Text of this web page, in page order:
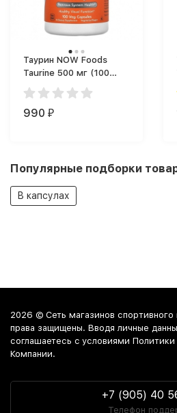
Таурин NOW Foods
Taurine 500 мг (100
капс.)
990 ₽
Популярные подборки
В капсулах
2026 © Сеть магазинов спортивного
права защищены. Вводя личные
соглашаетесь c условиями
Компании.
+7 (905) 40
Телефон